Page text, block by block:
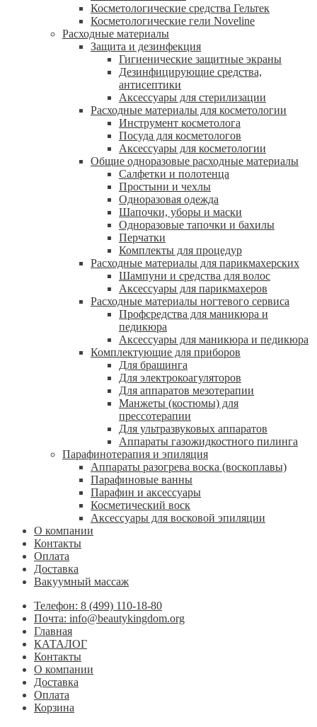
Косметологические средства Гельтек
Косметологические гели Noveline
Расходные материалы
Защита и дезинфекция
Гигиенические защитные экраны
Дезинфицирующие средства,
антисептики
Аксессуары для стерилизации
Расходные материалы для косметологии
Инструмент косметолога
Посуда для косметологов
Аксессуары для косметологии
Общие одноразовые расходные материалы
Салфетки и полотенца
Простыни и чехлы
Одноразовая одежда
Шапочки, уборы и маски
Одноразовые тапочки и бахилы
Перчатки
Комплекты для процедур
Расходные материалы для парикмахерских
Шампуни и средства для волос
Аксессуары для парикмахеров
Расходные материалы ногтевого сервиса
Профсредства для маникюра и
педикюра
Аксессуары для маникюра и педикюра
Комплектующие для приборов
Для брашинга
Для электрокоагуляторов
Для аппаратов мезотерапии
Манжеты (костюмы) для
прессотерапии
Для ультразвуковых аппаратов
Аппараты газожидкостного пилинга
Парафинотерапия и эпиляция
Аппараты разогрева воска (воскоплавы)
Парафиновые ванны
Парафин и аксессуары
Косметический воск
Аксессуары для восковой эпиляции
О компании
Контакты
Оплата
Доставка
Вакуумный массаж
Телефон: 8 (499) 110-18-80
Почта: info@beautykingdom.org
Главная
КАТАЛОГ
Контакты
О компании
Доставка
Оплата
Корзина